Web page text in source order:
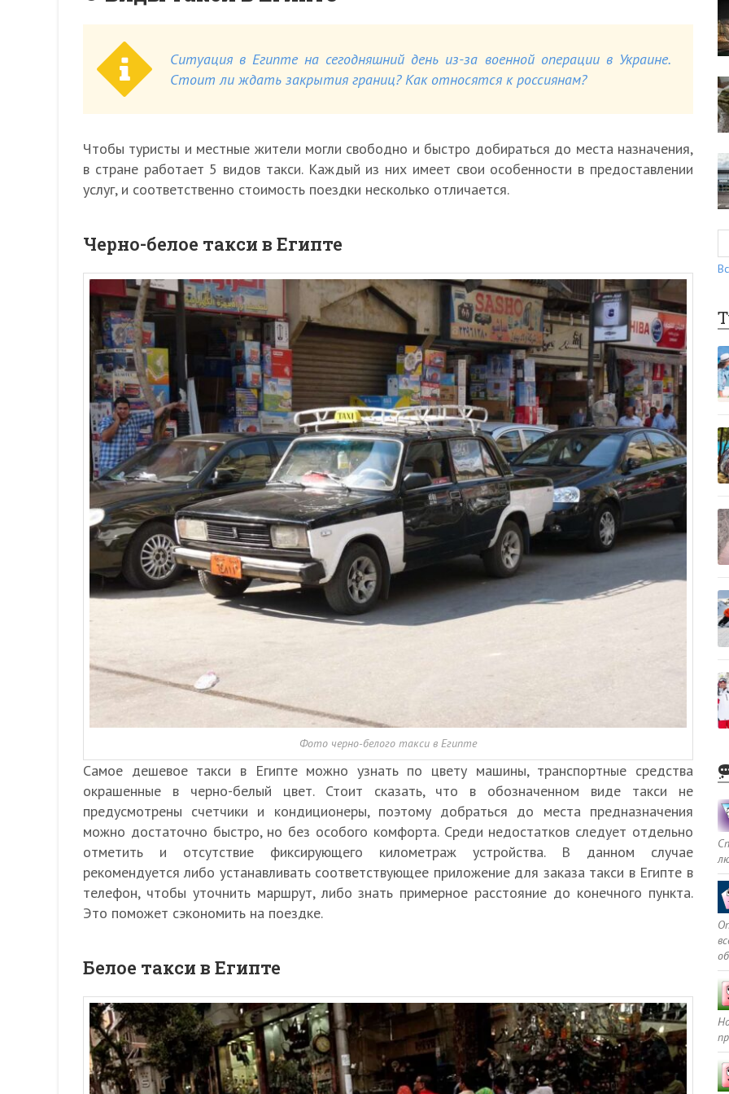
Ситуация в Египте на сегодняшний день из-за военной операции в Украине.
Стоит ли ждать закрытия границ? Как относятся к россиянам?
Чтобы туристы и местные жители могли свободно и быстро добираться до места назначения,
в стране работает 5 видов такси. Каждый из них имеет свои особенности в предоставлении
услуг, и соответственно стоимость поездки несколько отличается.
Черно-белое такси в Египте
Фото черно-белого такси в Египте
Самое дешевое такси в Египте можно узнать по цвету машины, транспортные средства
окрашенные в черно-белый цвет. Стоит сказать, что в обозначенном виде такси не
предусмотрены счетчики и кондиционеры, поэтому добраться до места предназначения
можно достаточно быстро, но без особого комфорта. Среди недостатков следует отдельно
отметить и отсутствие фиксирующего километраж устройства. В данном случае
рекомендуется либо устанавливать соответствующее приложение для заказа такси в Египте в
телефон, чтобы уточнить маршрут, либо знать примерное расстояние до конечного пункта.
Это поможет сэкономить на поездке.
Белое такси в Египте